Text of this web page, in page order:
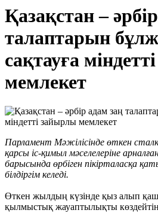
Қазақстан –
талаптарын
сақтауға
мемлекет
Парламент Мәжілісінде өткен
қарсы іс-қимыл мәселелеріне
барысында өрбіген пікірталасқа
білдіргім келеді.
Өткен жылдың күзінде қыз алып
қылмыстық жауаптылықты көздейтін